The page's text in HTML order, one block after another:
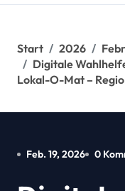
Start 2026
Digitale
Lokal-O-Mat –
Feb. 19, 2026 0